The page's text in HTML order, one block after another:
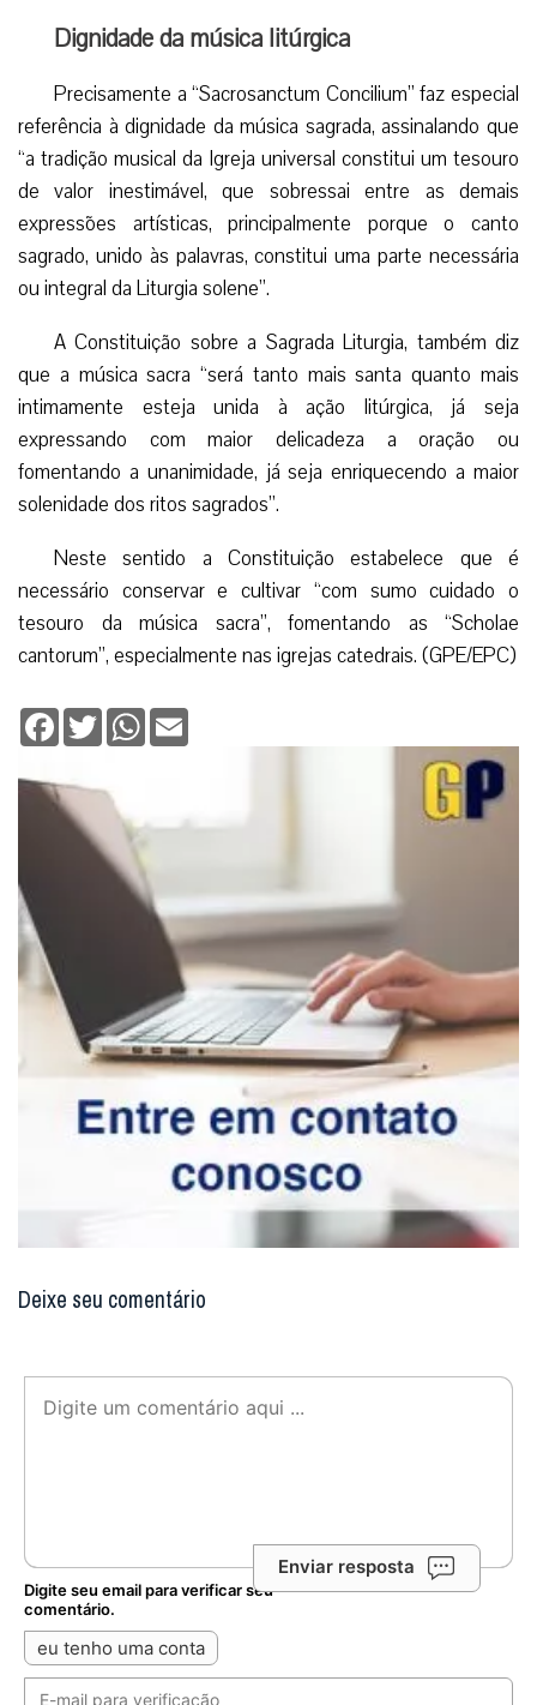
Dignidade da música litúrgica
Precisamente a “Sacrosanctum Concilium” faz especial
referência à dignidade da música sagrada, assinalando que
“a tradição musical da Igreja universal constitui um tesouro
de valor inestimável, que sobressai entre as demais
expressões artísticas, principalmente porque o canto
sagrado, unido às palavras, constitui uma parte necessária
ou integral da Liturgia solene”.
A Constituição sobre a Sagrada Liturgia, também diz
que a música sacra “será tanto mais santa quanto mais
intimamente esteja unida à ação litúrgica, já seja
expressando com maior delicadeza a oração ou
fomentando a unanimidade, já seja enriquecendo a maior
solenidade dos ritos sagrados”.
Neste sentido a Constituição estabelece que é
necessário conservar e cultivar “com sumo cuidado o
tesouro da música sacra”, fomentando as “Scholae
cantorum”, especialmente nas igrejas catedrais. (GPE/EPC)
Facebook
TwitterWhatsApp
Deixe seu comentário
Enviar resposta
Digite seu email para verificar seu
comentário.
eu tenho uma conta